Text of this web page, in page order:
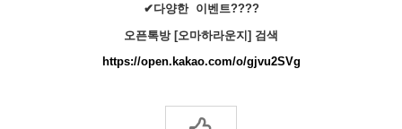
✔다양한 이벤트????
오픈톡방 [오마하라운지] 검색
https://open.kakao.com/o/gjvu2SVg